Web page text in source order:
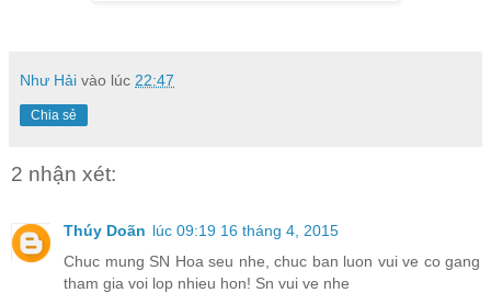
Như Hải vào lúc 22:47
Chia sẻ
2 nhận xét:
Thúy Doãn lúc 09:19 16 tháng 4, 2015
Chuc mung SN Hoa seu nhe, chuc ban luon vui ve co gang
tham gia voi lop nhieu hon! Sn vui ve nhe